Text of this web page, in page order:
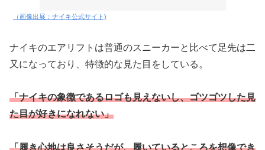
（画像出展：ナイキ公式サイト)
ナイキのエアリフトは普通のスニーカーと比べて足先は二
又になっており、特徴的な見た目をしている。
「ナイキの象徴であるロゴも見えないし、ゴツゴツした見
た目が好きになれない」
「履き心地は良さそうだが、履いているところを想像でき